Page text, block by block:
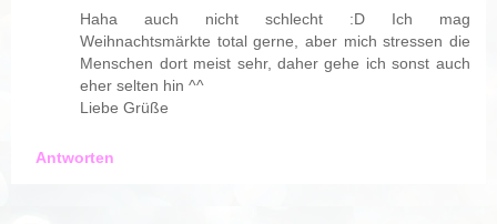
Haha auch nicht schlecht :D Ich mag
Weihnachtsmärkte total gerne, aber mich stressen die
Menschen dort meist sehr, daher gehe ich sonst auch
eher selten hin ^^
Liebe Grüße
Antworten